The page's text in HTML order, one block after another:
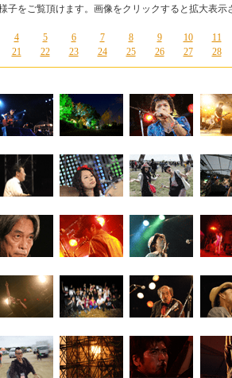
子をご覧頂けます。画像をクリックすると拡大表示
4 5 6 7 8 9 10
11
21 22 23 24 25 26 27 28